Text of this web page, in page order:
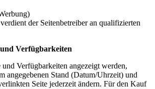
der Seitenbetreiber an qualifizierten
Verfügbarkeiten
Verfügbarkeiten angezeigt werden,
angegebenen Stand (Datum/Uhrzeit) und
Seite jederzeit ändern. Für den Kauf